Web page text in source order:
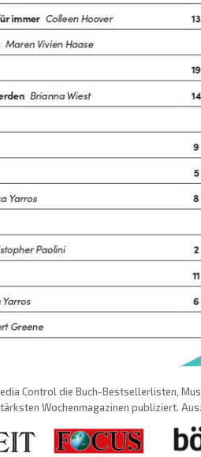
Control die Buch-Bestsellerlisten,
Wochenmagazinen publiziert.